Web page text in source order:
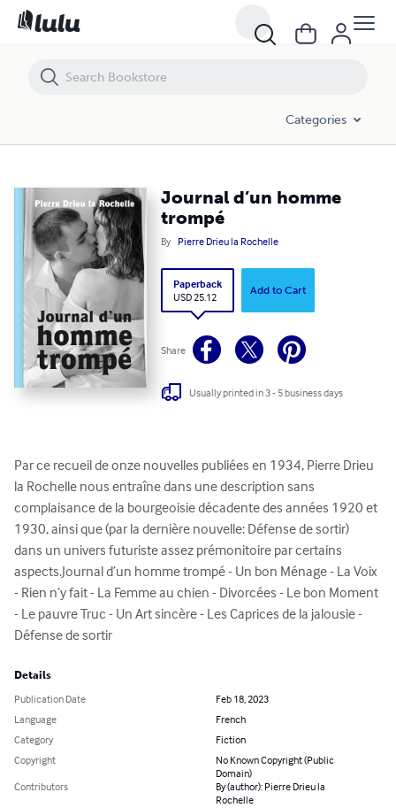
Categories
Journal d’un homme
trompé
By Pierre Drieu la Rochelle
Paperback
USD 25.12
Add to Cart
Share
Usually printed in 3 - 5 business days
Par ce recueil de onze nouvelles publiées en 1934, Pierre Drieu
la Rochelle nous entraîne dans une description sans
complaisance de la bourgeoisie décadente des années 1920 et
1930, ainsi que (par la dernière nouvelle: Défense de sortir)
dans un univers futuriste assez prémonitoire par certains
aspects.Journal d’un homme trompé - Un bon Ménage - La Voix
- Rien n’y fait - La Femme au chien - Divorcées - Le bon Moment
- Le pauvre Truc - Un Art sincère - Les Caprices de la jalousie -
Défense de sortir
Details
Publication Date
Feb 18, 2023
Language
French
Category
Fiction
Copyright
No Known Copyright (Public
Domain)
Contributors
By (author): Pierre Drieu la
Rochelle
Journal d’un homme trompé